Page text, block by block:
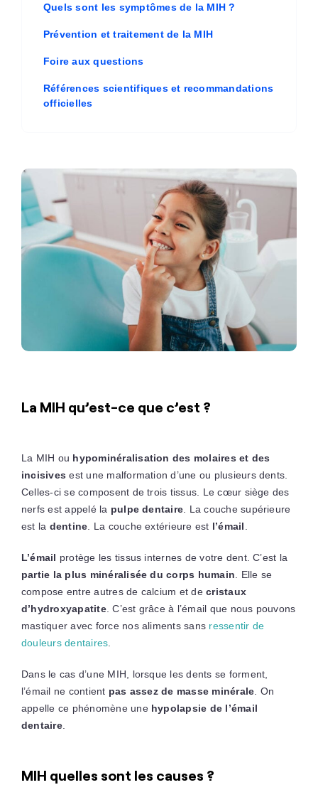
Quels sont les symptômes de la MIH ?
Prévention et traitement de la MIH
Foire aux questions
Références scientifiques et recommandations
officielles
La MIH qu’est-ce que c’est ?
La MIH ou hypominéralisation des molaires et des
incisives est une malformation d’une ou plusieurs dents.
Celles-ci se composent de trois tissus. Le cœur siège des
nerfs est appelé la pulpe dentaire. La couche supérieure
est la dentine. La couche extérieure est l’émail.
L’émail protège les tissus internes de votre dent. C’est la
partie la plus minéralisée du corps humain. Elle se
compose entre autres de calcium et decristaux
d’hydroxyapatite. C’est grâce à l’émail que nous pouvons
mastiquer avec force nos aliments sans ressentir de
douleurs dentaires.
Dans le cas d’une MIH, lorsque les dents se forment,
l’émail ne contient pas assez de masse minérale. On
appelle ce phénomène une hypolapsie de l’émail
dentaire.
MIH quelles sont les causes ?